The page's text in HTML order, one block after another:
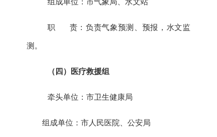
职 责：负责气象预测 预报， 水文监
测 。
（ 四 ）医疗救援组
牵头单位： 市卫生健康局
组成单位： 市人民医院、公安局